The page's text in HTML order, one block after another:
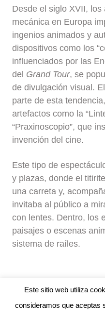
Desde el siglo XVII,
mecánica en Europa
ingenios animados y
dispositivos como los
influenciados por las
del Grand Tour, se
de divulgación visual.
parte de esta
artefactos como la
“Praxinoscopio”, que
invención del cine.
Este tipo de
y plazas, donde el
una carreta y,
invitaba al público a
con lentes. Dentro, los
paisajes o escenas
sistema de raíles.
Retablo de
Este sitio web utiliza
consideramos que aceptas